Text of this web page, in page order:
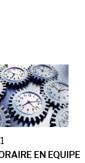
EN EQUIPE